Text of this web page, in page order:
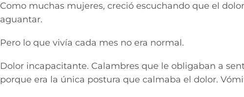
Como muchas mujeres, creció escuchando que el
aguantar.
Pero lo que vivía cada mes no era normal.
Dolor incapacitante. Calambres que le obligaban a
porque era la única postura que calmaba el dolor.